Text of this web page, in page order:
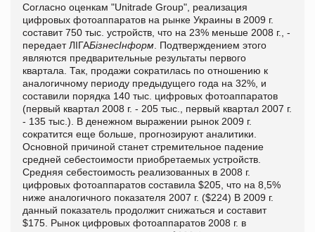
Согласно оценкам "Unitrade Group", реализация
цифровых фотоаппаратов на рынке Украины в 2009 г.
составит 750 тыс. устройств, что на 23% меньше 2008 г., -
передает ЛІГАБізнесІнформ . Подтверждением этого
являются предварительные результаты первого
квартала. Так, продажи сократилась по отношению к
аналогичному периоду предыдущего года на 32%, и
составили порядка 140 тыс. цифровых фотоаппаратов
(первый квартал 2008 г. - 205 тыс., первый квартал 2007 г.
- 135 тыс.). В денежном выражении рынок 2009 г.
сократится еще больше, прогнозируют аналитики.
Основной причиной станет стремительное падение
средней себестоимости приобретаемых устройств.
Средняя себестоимость реализованных в 2008 г.
цифровых фотоаппаратов составила $205, что на 8,5%
ниже аналогичного показателя 2007 г. ($224) В 2009 г.
данный показатель продолжит снижаться и составит
$175. Рынок цифровых фотоаппаратов 2008 г. в